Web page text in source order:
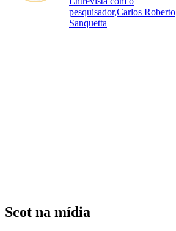
pesquisador,Carlos Roberto
Sanquetta
Scot na mídia